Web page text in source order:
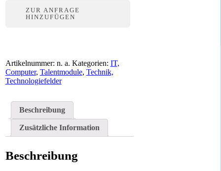
ZUR ANFRAGE
HINZUFÜGEN
Artikelnummer: n. a. Kategorien: IT,
Computer, Talentmodule, Technik,
Technologiefelder
Beschreibung
Zusätzliche Information
Beschreibung